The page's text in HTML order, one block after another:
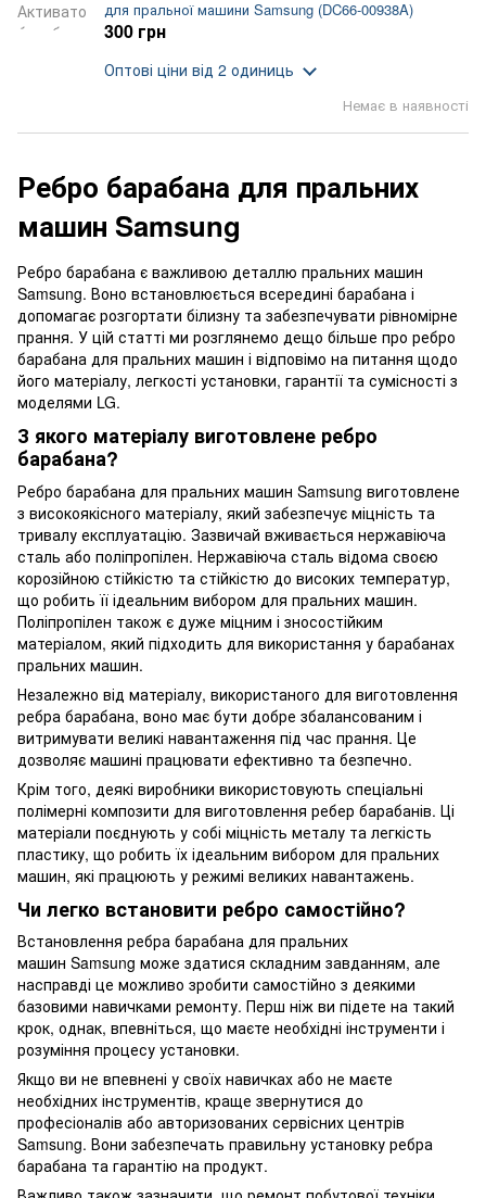
для пральної машини Samsung (DC66-00938A)
Немає в наявності
300 грн
Оптові ціни від 2 одиниць
Ребро барабана для пральних
машин Samsung
Ребро барабана є важливою деталлю пральних машин
Samsung. Воно встановлюється всередині барабана і
допомагає розгортати білизну та забезпечувати рівномірне
прання. У цій статті ми розглянемо дещо більше про ребро
барабана для пральних машин і відповімо на питання щодо
його матеріалу, легкості установки, гарантії та сумісності з
моделями LG.
З якого матеріалу виготовлене ребро
барабана?
Ребро барабана для пральних машин Samsung виготовлене
з високоякісного матеріалу, який забезпечує міцність та
тривалу експлуатацію. Зазвичай вживається нержавіюча
сталь або поліпропілен. Нержавіюча сталь відома своєю
корозійною стійкістю та стійкістю до високих температур,
що робить її ідеальним вибором для пральних машин.
Поліпропілен також є дуже міцним і зносостійким
матеріалом, який підходить для використання у барабанах
пральних машин.
Незалежно від матеріалу, використаного для виготовлення
ребра барабана, воно має бути добре збалансованим і
витримувати великі навантаження під час прання. Це
дозволяє машині працювати ефективно та безпечно.
Крім того, деякі виробники використовують спеціальні
полімерні композити для виготовлення ребер барабанів. Ці
матеріали поєднують у собі міцність металу та легкість
пластику, що робить їх ідеальним вибором для пральних
машин, які працюють у режимі великих навантажень.
Чи легко встановити ребро самостійно?
Встановлення ребра барабана для пральних
машин Samsung може здатися складним завданням, але
насправді це можливо зробити самостійно з деякими
базовими навичками ремонту. Перш ніж ви підете на такий
крок, однак, впевніться, що маєте необхідні інструменти і
розуміння процесу установки.
Якщо ви не впевнені у своїх навичках або не маєте
необхідних інструментів, краще звернутися до
професіоналів або авторизованих сервісних центрів
Samsung. Вони забезпечать правильну установку ребра
барабана та гарантію на продукт.